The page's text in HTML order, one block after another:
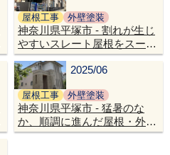
屋根工事 外壁塗装
神奈川県平塚市 - 割れが生じ
やすいスレート屋根をスーパ
ーガルテクトでカバー工法と
高耐久の無機塗料で外壁塗装
2025/06
屋根工事 外壁塗装
神奈川県平塚市 - 猛暑のな
か、順調に進んだ屋根・外壁
リフォーム工事